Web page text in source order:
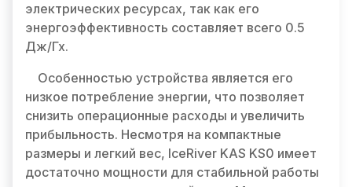
электрических ресурсах, так как его
энергоэффективность составляет всего 0.5
Дж/Гх.
Особенностью устройства является его
низкое потребление энергии, что позволяет
снизить операционные расходы и увеличить
прибыльность. Несмотря на компактные
размеры и легкий вес, IceRiver KAS KS0 имеет
достаточно мощности для стабильной работы